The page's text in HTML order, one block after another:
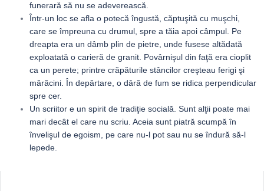
funerară să nu se adeverească.
Într-un loc se afla o potecă îngustă, căptuşită cu muşchi,
care se împreuna cu drumul, spre a tăia apoi câmpul. Pe
dreapta era un dâmb plin de pietre, unde fusese altădată
exploatată o carieră de granit. Povârnişul din faţă era cioplit
ca un perete; printre crăpăturile stâncilor creşteau ferigi şi
mărăcini. În depărtare, o dâră de fum se ridica perpendicular
spre cer.
Un scriitor e un spirit de tradiţie socială. Sunt alţii poate mai
mari decât el care nu scriu. Aceia sunt piatră scumpă în
învelişul de egoism, pe care nu-l pot sau nu se îndură să-l
lepede.